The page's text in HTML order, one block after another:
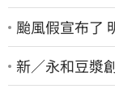
颱風假宣布了
新／永和豆漿